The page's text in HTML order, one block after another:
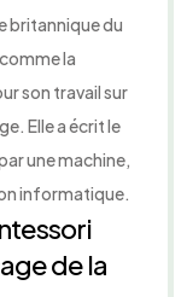
britannique du
la
son travail sur
Elle a écrit le
une machine,
informatique.
de la